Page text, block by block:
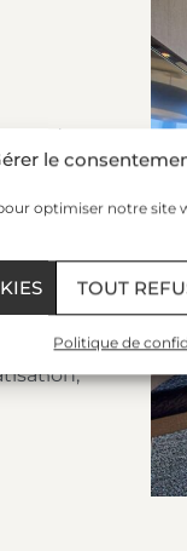
le
optimiser notre site
TOUT
Politique de
de
Malo,
murs de
et